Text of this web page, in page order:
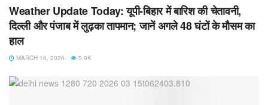
Weather Update Today: यूपी-बिहार में बारिश की चेतावनी,
दिल्ली और पंजाब में लुढ़का तापमान; जानें अगले 48 घंटों के मौसम का
हाल
MARCH 16, 2026 5.9K